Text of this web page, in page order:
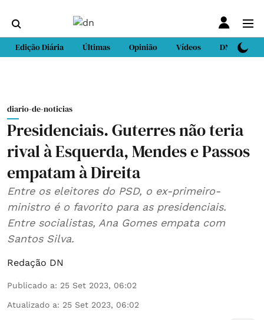
Edição Diária Últimas Opinião Vídeos DN Sport
diario-de-noticias
Presidenciais. Guterres não teria
rival à Esquerda, Mendes e Passos
empatam à Direita
Entre os eleitores do PSD, o ex-primeiro-
ministro é o favorito para as presidenciais.
Entre socialistas, Ana Gomes empata com
Santos Silva.
Redação DN
Publicado a: 25 Set 2023, 06:02
Atualizado a: 25 Set 2023, 06:02